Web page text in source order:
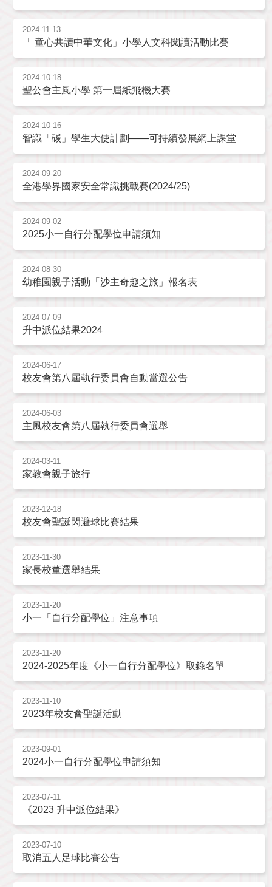
2024-11-13
「 童心共讀中華文化」小學人文科閱讀活動比賽
2024-10-18
聖公會主風小學 第一屆紙飛機大賽
2024-10-16
智識「碳」學生大使計劃——可持續發展網上課堂
2024-09-20
全港學界國家安全常識挑戰賽(2024/25)
2024-09-02
2025小一自行分配學位申請須知
2024-08-30
幼稚園親子活動「沙主奇趣之旅」報名表
2024-07-09
升中派位結果2024
2024-06-17
校友會第八屆執行委員會自動當選公告
2024-06-03
主風校友會第八屆執行委員會選舉
2024-03-11
家教會親子旅行
2023-12-18
校友會聖誕閃避球比賽結果
2023-11-30
家長校董選舉結果
2023-11-20
小一「自行分配學位」注意事項
2023-11-20
2024-2025年度《小一自行分配學位》取錄名單
2023-11-10
2023年校友會聖誕活動
2023-09-01
2024小一自行分配學位申請須知
2023-07-11
《2023 升中派位結果》
2023-07-10
取消五人足球比賽公告